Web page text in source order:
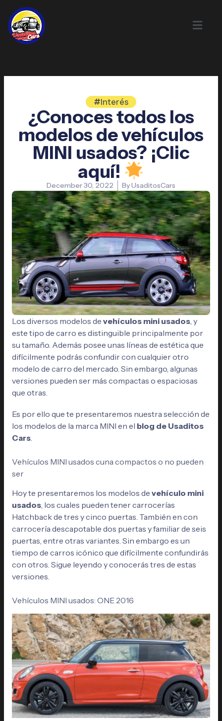
content
Interés
¿Conoces todos los
modelos de vehículos
MINI usados? ¡Clic
aquí!
December 30, 2022 ByUsaditosCars
Los diversos modelos de vehículos mini usados, y
este tipo de carro es distinguible principalmente por
su tamaño. Además posee unas líneas de estética que
difícilmente podrás confundir con cualquier otro
modelo de carro del mercado. Sin embargo, algunas
versiones pueden ser más compactas o espaciosas
que otras.
Es por ello que te presentaremos nuestra selección de
los modelos de la marca MINI en el blog de Usaditos
Cars.
Vehículos MINI usados cuna compactos o no pueden
ser
Hoy te presentaremos los modelos de vehículo mini
usados, los cuales pueden tener carrocerías
Hatchback de tres y cinco puertas. También en con
carrocería descapotable dos puertas y familiar de seis
puertas, entre otras variantes. Sin embargo es un
tiempo de carros icónico que difícilmente confundirás
con otros. Sigue leyendo y conocerás tres de estas
versiones.
Vehículos MINI usados: ONE 2016